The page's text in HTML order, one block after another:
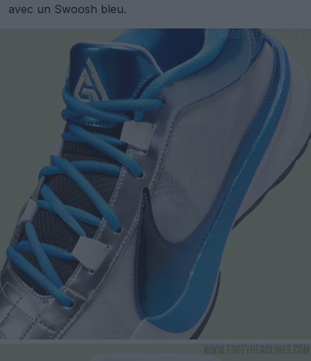
avec un Swoosh bleu.